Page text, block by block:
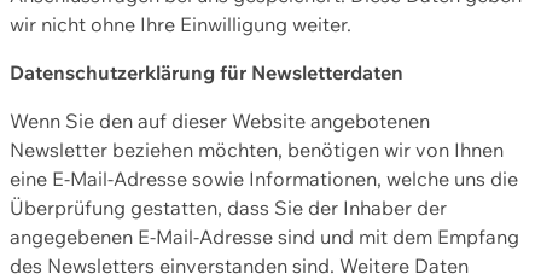
wir nicht ohne Ihre Einwilligung weiter.
Datenschutzerklärung für Newsletterdaten
Wenn Sie den auf dieser Website angebotenen
Newsletter beziehen möchten, benötigen wir von Ihnen
eine E-Mail-Adresse sowie Informationen, welche uns die
Überprüfung gestatten, dass Sie der Inhaber der
angegebenen E-Mail-Adresse sind und mit dem Empfang
des Newsletters einverstanden sind. Weitere Daten